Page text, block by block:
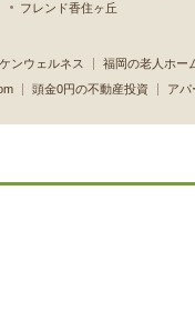
フレンド香住ヶ丘
ンウェルネス
福岡の老人ホー
頭金0円の不動産投資 アパ